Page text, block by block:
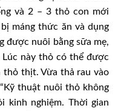
và 2 – 3 thỏ con mới
máng thức ăn và dụng
được nuôi bằng sữa mẹ,
này thỏ có thể được
thỏ thịt. Vừa thả rau vào
thuật nuôi thỏ không
kinh nghiệm. Thời gian